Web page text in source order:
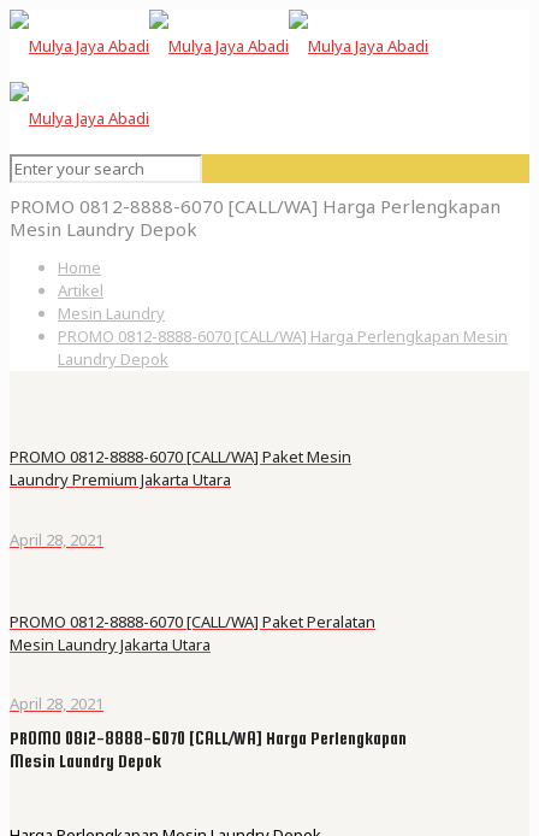
PROMO 0812-8888-6070 [CALL/WA] Harga Perlengkapan
Mesin Laundry Depok
Home
Artikel
Mesin Laundry
PROMO 0812-8888-6070 [CALL/WA] Harga Perlengkapan Mesin
Laundry Depok
PROMO 0812-8888-6070 [CALL/WA] Paket Mesin
Laundry Premium Jakarta Utara
April 28, 2021
PROMO 0812-8888-6070 [CALL/WA] Paket Peralatan
Mesin Laundry Jakarta Utara
April 28, 2021
PROMO 0812-8888-6070 [CALL/WA] Harga Perlengkapan
Mesin Laundry Depok